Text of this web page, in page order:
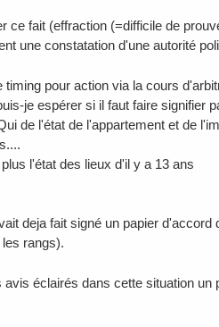
ce fait (effraction (=difficile de
une constatation d'une autorité
timing pour action via la cours
je espérer si il faut faire signifier
de l'état de l'appartement et de
l'état des lieux d'il y a 13 ans
deja fait signé un papier
rangs).
avis éclairés dans cette situation un